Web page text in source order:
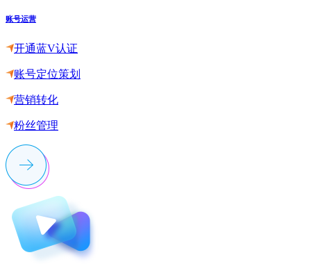
账号运营
开通蓝V认证
账号定位策划
营销转化
粉丝管理